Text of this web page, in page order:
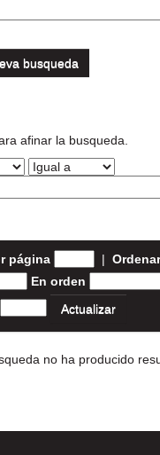
busqueda
afinar la busqueda.
página |
En orden
no ha producido